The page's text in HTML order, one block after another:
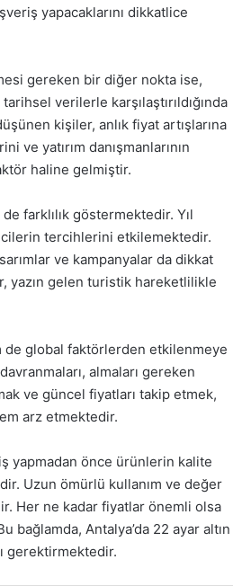
yapacaklarını dikkatlice
gereken bir diğer nokta ise,
verilerle karşılaştırıldığında
kişiler, anlık fiyat artışlarına
ve yatırım danışmanlarının
haline gelmiştir.
farklılık göstermektedir. Yıl
tercihlerini etkilemektedir.
ve kampanyalar da dikkat
yazın gelen turistik hareketlilikle
de global faktörlerden etkilenmeye
almaları gereken
ve güncel fiyatları takip etmek,
arz etmektedir.
yapmadan önce ürünlerin kalite
Uzun ömürlü kullanım ve değer
Her ne kadar fiyatlar önemli olsa
Antalya’da 22 ayar altın
gerektirmektedir.